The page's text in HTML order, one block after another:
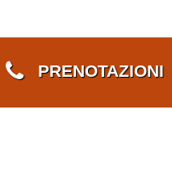
PRENOTAZIONI